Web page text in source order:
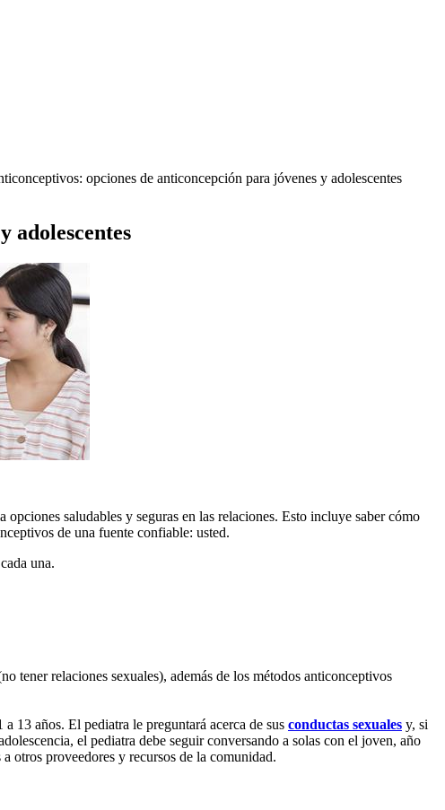
opciones de anticoncepción para jóvenes y adolescentes
adolescentes
saludables y seguras en las relaciones. Esto incluye saber cómo
de una fuente confiable: usted.
una.
tener relaciones sexuales), además de los métodos anticonceptivos
a 13 años. El pediatra le preguntará acerca de sus conductas sexuales y, si
el pediatra debe seguir conversando a solas con el joven, año
otros proveedores y recursos de la comunidad.